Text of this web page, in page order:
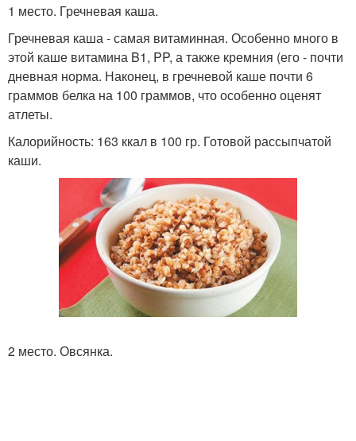
1 место. Гречневая каша.
Гречневая каша - самая витаминная. Особенно много в
этой каше витамина B1, PP, а также кремния (его - почти
дневная норма. Наконец, в гречневой каше почти 6
граммов белка на 100 граммов, что особенно оценят
атлеты.
Калорийность: 163 ккал в 100 гр. Готовой рассыпчатой
каши.
2 место. Овсянка.